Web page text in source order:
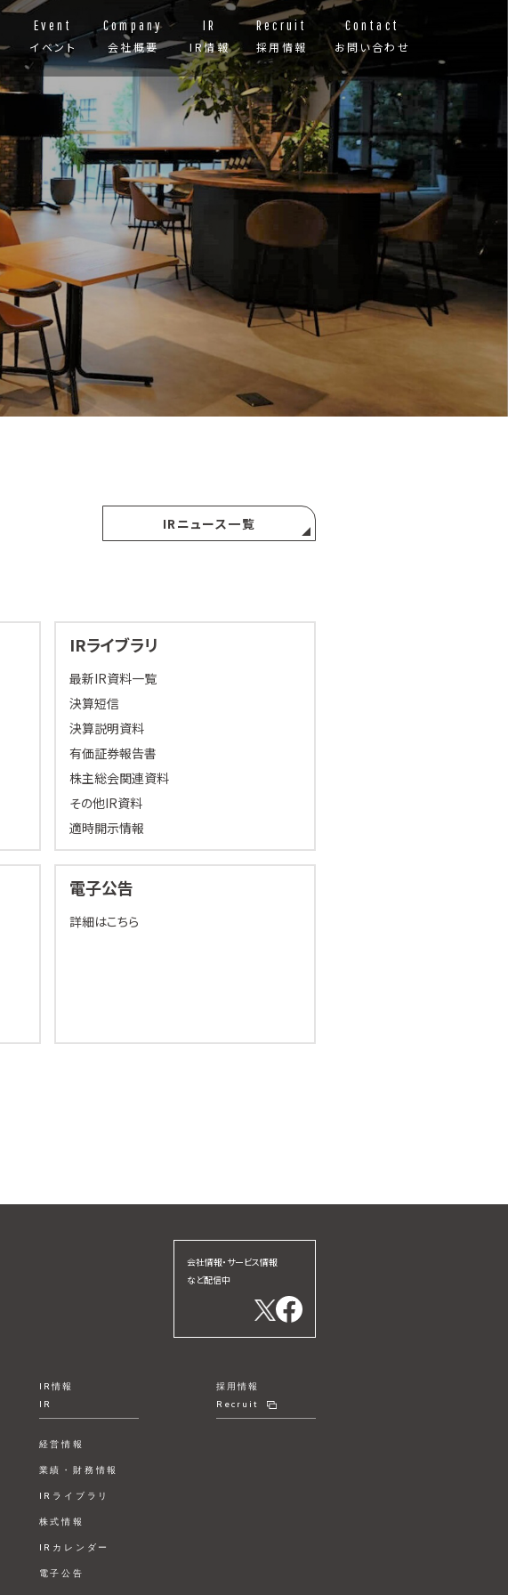
Event
イベント
Company
会社概要
IR
IR情報
Recruit
採用情報
Contact
お問い合わせ
IRニュース一覧
IRライブラリ
最新IR資料一覧
決算短信
決算説明資料
有価証券報告書
株主総会関連資料
その他IR資料
適時開示情報
電子公告
詳細はこちら
会社情報・サービス情報
など配信中
IR情報
IR
経営情報
業績・財務情報
IRライブラリ
株式情報
IRカレンダー
電子公告
採用情報
Recruit